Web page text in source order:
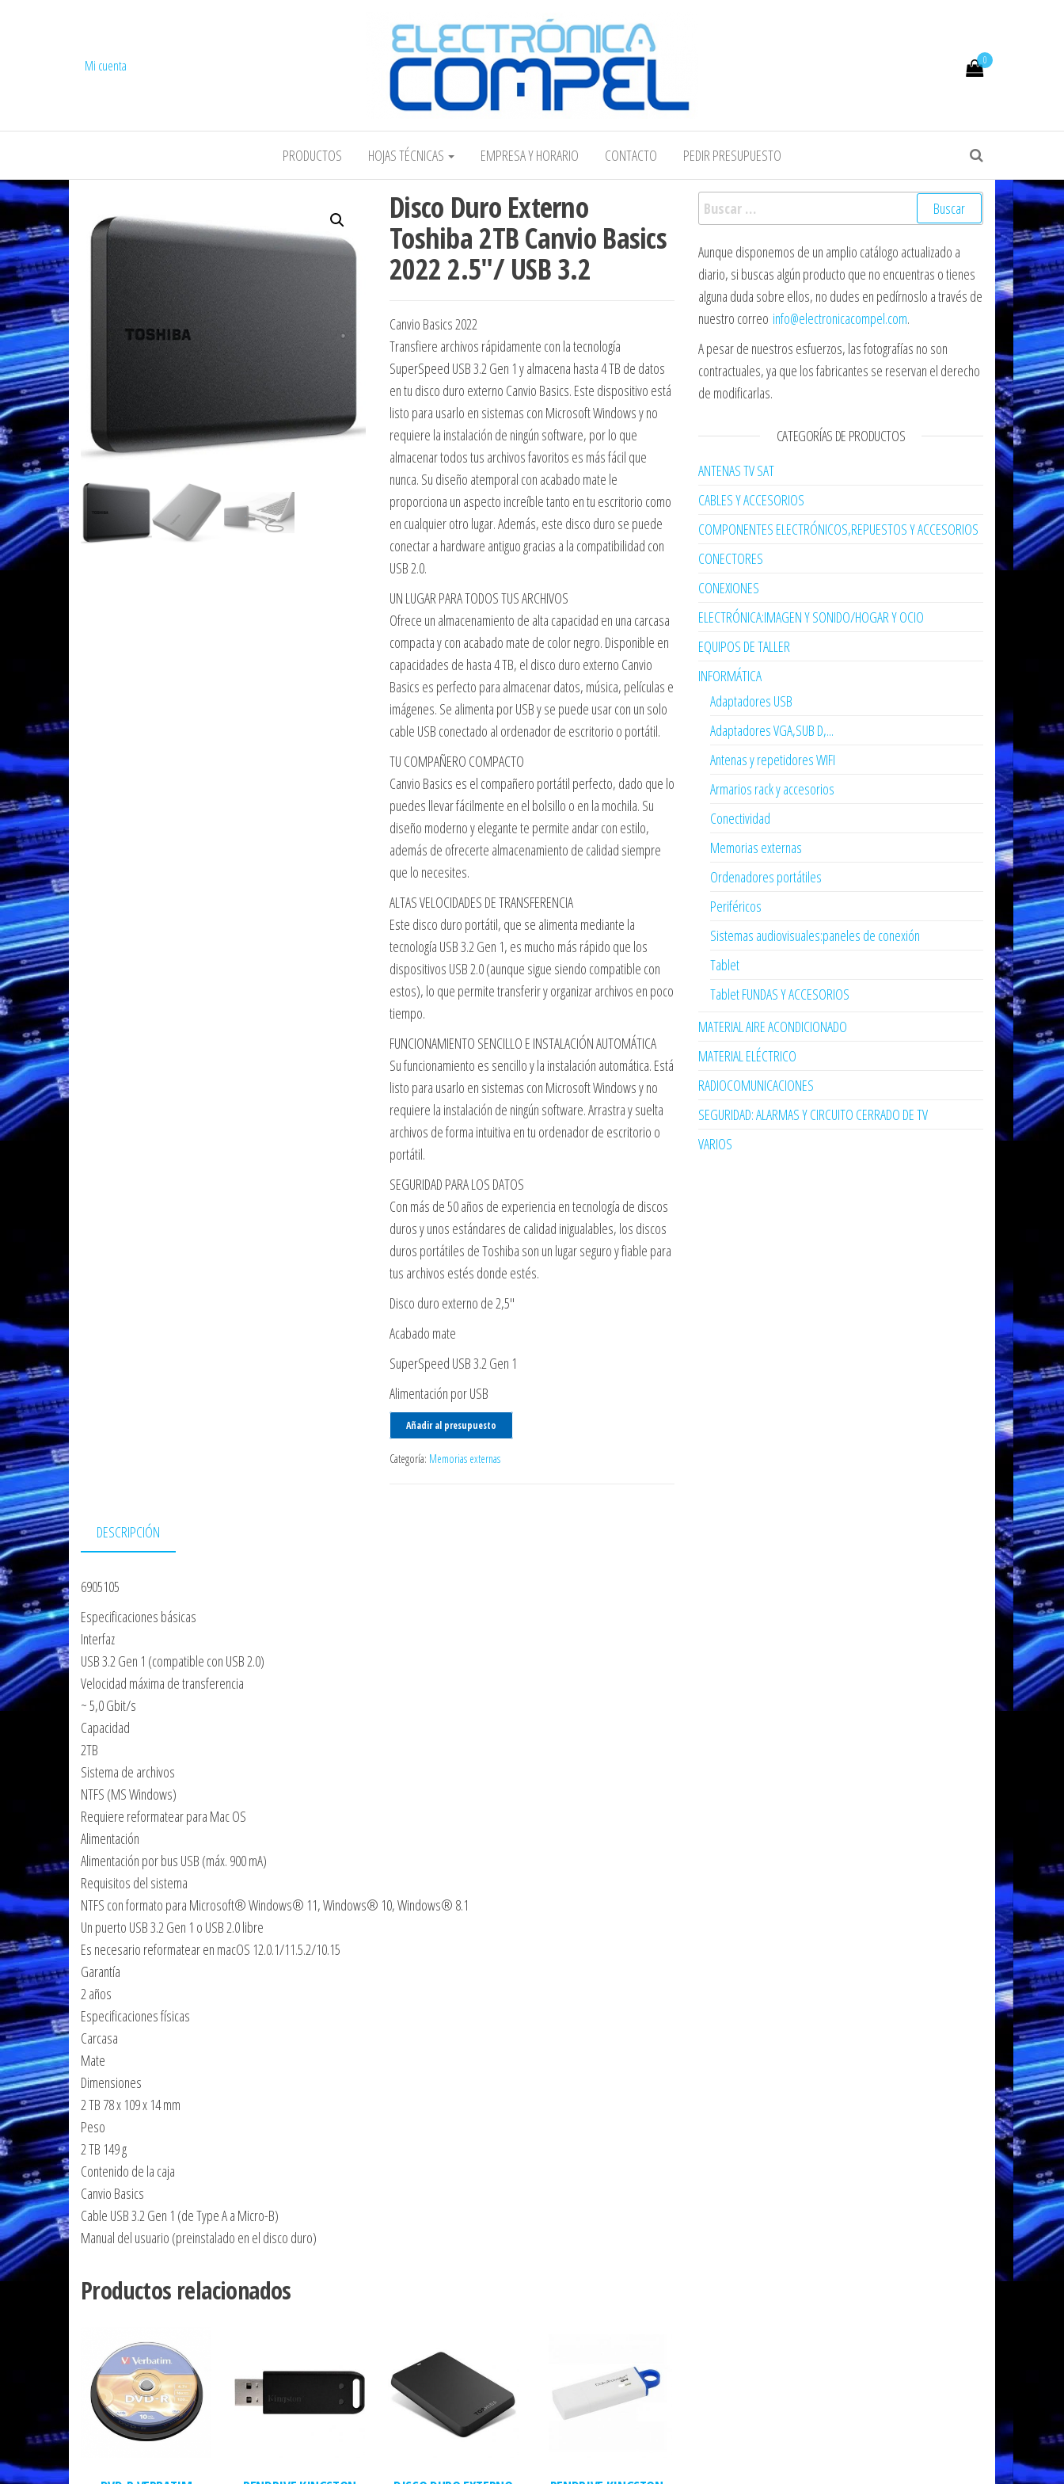
COMPEL Electrónica COMPEL
0
Mi cuenta
PRODUCTOS HOJAS TÉCNICAS EMPRESA Y HORARIO CONTACTO PEDIR PRESUPUESTO
Disco Duro Externo
Toshiba 2TB Canvio Basics
2022 2.5″/ USB 3.2
Canvio Basics 2022
Transfiere archivos rápidamente con la tecnología
SuperSpeed USB 3.2 Gen 1 y almacena hasta 4 TB de datos
en tu disco duro externo Canvio Basics. Este dispositivo está
listo para usarlo en sistemas con Microsoft Windows y no
requiere la instalación de ningún software, por lo que
almacenar todos tus archivos favoritos es más fácil que
nunca. Su diseño atemporal con acabado mate le
proporciona un aspecto increíble tanto en tu escritorio como
en cualquier otro lugar. Además, este disco duro se puede
conectar a hardware antiguo gracias a la compatibilidad con
USB 2.0.
UN LUGAR PARA TODOS TUS ARCHIVOS
Ofrece un almacenamiento de alta capacidad en una carcasa
compacta y con acabado mate de color negro. Disponible en
capacidades de hasta 4 TB, el disco duro externo Canvio
Basics es perfecto para almacenar datos, música, películas e
imágenes. Se alimenta por USB y se puede usar con un solo
cable USB conectado al ordenador de escritorio o portátil.
TU COMPAÑERO COMPACTO
Canvio Basics es el compañero portátil perfecto, dado que lo
puedes llevar fácilmente en el bolsillo o en la mochila. Su
diseño moderno y elegante te permite andar con estilo,
además de ofrecerte almacenamiento de calidad siempre
que lo necesites.
ALTAS VELOCIDADES DE TRANSFERENCIA
Este disco duro portátil, que se alimenta mediante la
tecnología USB 3.2 Gen 1, es mucho más rápido que los
dispositivos USB 2.0 (aunque sigue siendo compatible con
estos), lo que permite transferir y organizar archivos en poco
tiempo.
FUNCIONAMIENTO SENCILLO E INSTALACIÓN AUTOMÁTICA
Su funcionamiento es sencillo y la instalación automática. Está
listo para usarlo en sistemas con Microsoft Windows y no
requiere la instalación de ningún software. Arrastra y suelta
archivos de forma intuitiva en tu ordenador de escritorio o
portátil.
SEGURIDAD PARA LOS DATOS
Con más de 50 años de experiencia en tecnología de discos
duros y unos estándares de calidad inigualables, los discos
duros portátiles de Toshiba son un lugar seguro y fiable para
tus archivos estés donde estés.
Disco duro externo de 2,5″
Acabado mate
SuperSpeed USB 3.2 Gen 1
Alimentación por USB
Añadir al presupuesto
Categoría: Memorias externas
DESCRIPCIÓN
6905105
Especificaciones básicas
Interfaz
USB 3.2 Gen 1 (compatible con USB 2.0)
Velocidad máxima de transferencia
~ 5,0 Gbit/s
Capacidad
2TB
Sistema de archivos
NTFS (MS Windows)
Requiere reformatear para Mac OS
Alimentación
Alimentación por bus USB (máx. 900 mA)
Requisitos del sistema
NTFS con formato para Microsoft® Windows® 11, Windows® 10, Windows® 8.1
Un puerto USB 3.2 Gen 1 o USB 2.0 libre
Es necesario reformatear en macOS 12.0.1/11.5.2/10.15
Garantía
2 años
Especificaciones físicas
Carcasa
Mate
Dimensiones
2 TB 78 x 109 x 14 mm
Peso
2 TB 149 g
Contenido de la caja
Canvio Basics
Cable USB 3.2 Gen 1 (de Type A a Micro-B)
Manual del usuario (preinstalado en el disco duro)
Productos relacionados
Buscar:
Aunque disponemos de un amplio catálogo actualizado a
diario, si buscas algún producto que no encuentras o tienes
alguna duda sobre ellos, no dudes en pedírnoslo a través de
nuestro correo info@electronicacompel.com.
A pesar de nuestros esfuerzos, las fotografías no son
contractuales, ya que los fabricantes se reservan el derecho
de modificarlas.
CATEGORÍAS DE PRODUCTOS
ANTENAS TV SAT
CABLES Y ACCESORIOS
COMPONENTES ELECTRÓNICOS,REPUESTOS Y ACCESORIOS
CONECTORES
CONEXIONES
ELECTRÓNICA:IMAGEN Y SONIDO/HOGAR Y OCIO
EQUIPOS DE TALLER
INFORMÁTICA
Adaptadores USB
Adaptadores VGA,SUB D,...
Antenas y repetidores WIFI
Armarios rack y accesorios
Conectividad
Memorias externas
Ordenadores portátiles
Periféricos
Sistemas audiovisuales:paneles de conexión
Tablet
Tablet FUNDAS Y ACCESORIOS
MATERIAL AIRE ACONDICIONADO
MATERIAL ELÉCTRICO
RADIOCOMUNICACIONES
SEGURIDAD: ALARMAS Y CIRCUITO CERRADO DE TV
VARIOS